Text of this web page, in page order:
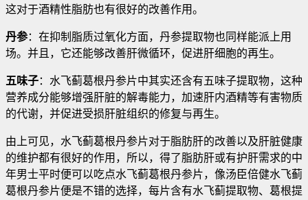
这对于酒精性脂肪也有很好的改善作用。
丹参：在抑制脂质过氧化方面，丹参提取物也同样能派上用
场。并且，它还能够改善肝微循环，促进肝细胞的再生。
五味子：水飞蓟葛根丹参片中其实还含有五味子提取物，这种
营养成分能够增强肝脏的解毒能力，加速肝内酒精等有害物质
的代谢，并促进受损肝脏组织的修复与再生。
由上可见，水飞蓟葛根丹参片对于脂肪肝的改善以及肝脏健康
的维护都有很好的作用，所以，得了脂肪肝或有护肝需求的中
年男士平时便可以吃点水飞蓟葛根丹参片，像汤臣倍健水飞蓟
葛根丹参片便是不错的选择，每片含有水飞蓟提取物、葛根提